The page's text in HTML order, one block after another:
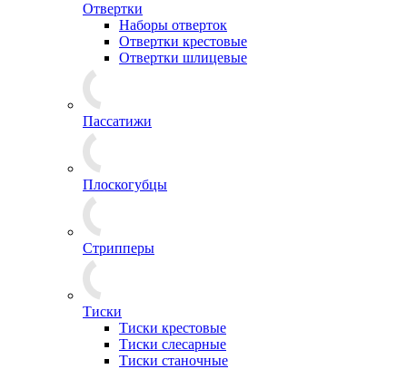
Отвертки
Наборы отверток
Отвертки крестовые
Отвертки шлицевые
Пассатижи
Плоскогубцы
Стрипперы
Тиски
Тиски крестовые
Тиски слесарные
Тиски станочные